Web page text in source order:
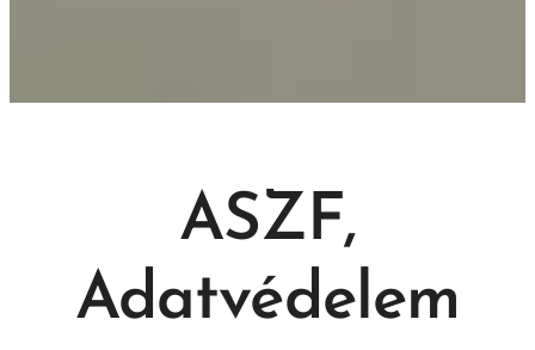
ASZF,
Adatvédelem